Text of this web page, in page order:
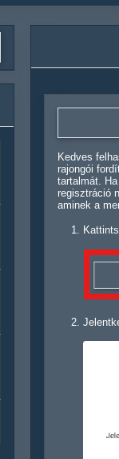
Kedves
rajongói
tartalmát.
regisztráció
aminek a